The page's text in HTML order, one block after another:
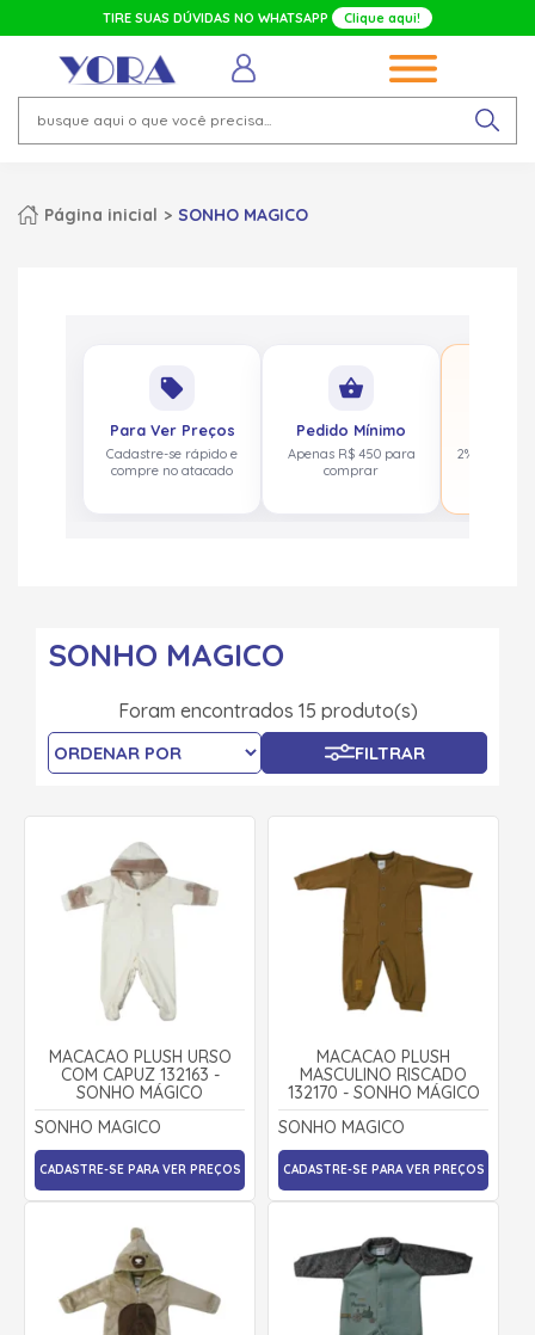
TIRE SUAS DÚVIDAS NO WHATSAPP Clique aqui!
Página inicial SONHO MAGICO
local_offer
Para Ver Preços
Cadastre-se rápido e
compre no atacado
shopping_basket
Pedido Mínimo
Apenas R$ 450 para
comprar
2% de volta
SONHO MAGICO
Foram encontrados 15 produto(s)
FILTRAR
MACACÃO PLUSH URSO
COM CAPUZ 132163 -
SONHO MÁGICO
SONHO MAGICO
CADASTRE-SE PARA VER PREÇOS
MACACÃO PLUSH
MASCULINO RISCADO
132170 - SONHO MÁGICO
SONHO MAGICO
CADASTRE-SE PARA VER PREÇOS